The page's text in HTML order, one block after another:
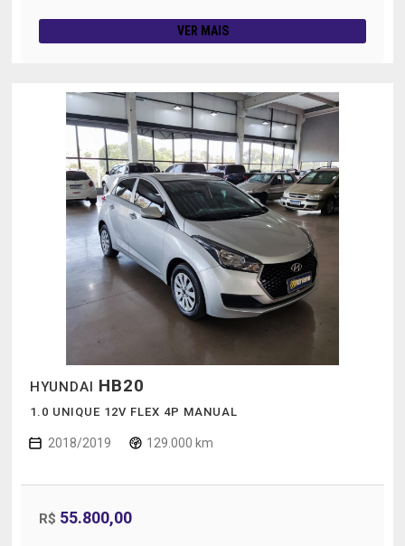
VER MAIS
HYUNDAI HB20
1.0 UNIQUE 12V FLEX 4P MANUAL
2018/2019 129.000 km
R$ 55.800,00